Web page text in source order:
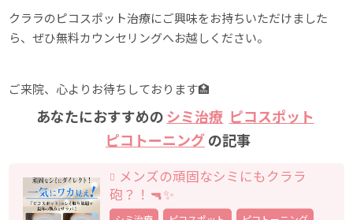
クララのピコスポット治療にご興味をお持ちいただけました
ら、ぜひ無料カウンセリングへお越しください。
ご来院、心よりお待ちしております🏥
あなたにおすすめのシミ治療 ピコスポット
ピコトーニングの記事
メンズの頑固なシミにもクララ
砲？！🔫✨